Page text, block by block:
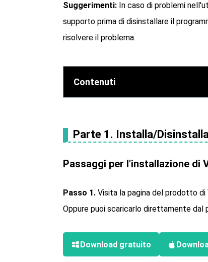
Suggerimenti:In caso di problemi
supporto prima di disinstallare il
risolvere il problema.
Contenuti
Parte 1. Installa/
Passaggi per l'installazione di
Passo 1. Visita la pagina del prodotto di
Oppure puoi scaricarlo direttamente dal
Download gratuito